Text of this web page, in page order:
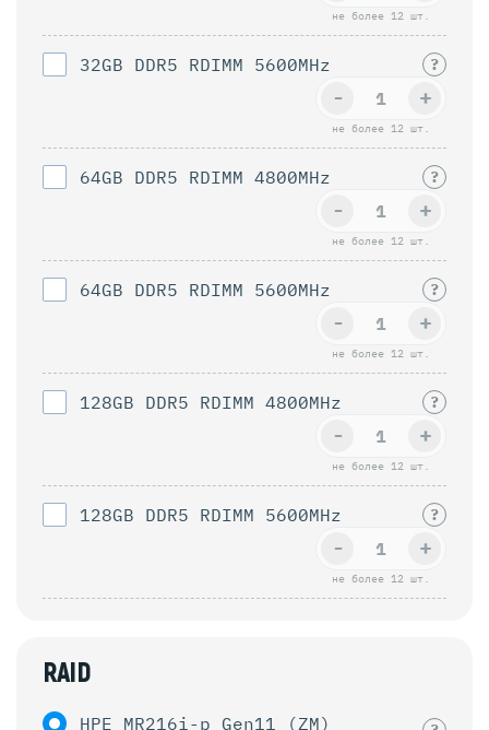
не более 12 шт.
32GB DDR5 RDIMM 5600MHz ?
не более 12 шт.
+
-
64GB DDR5 RDIMM 4800MHz ?
не более 12 шт.
+
-
64GB DDR5 RDIMM 5600MHz ?
не более 12 шт.
+
-
128GB DDR5 RDIMM 4800MHz ?
не более 12 шт.
+
-
128GB DDR5 RDIMM 5600MHz ?
не более 12 шт.
+
-
RAID
HPE MR216i-p Gen11 (ZM)